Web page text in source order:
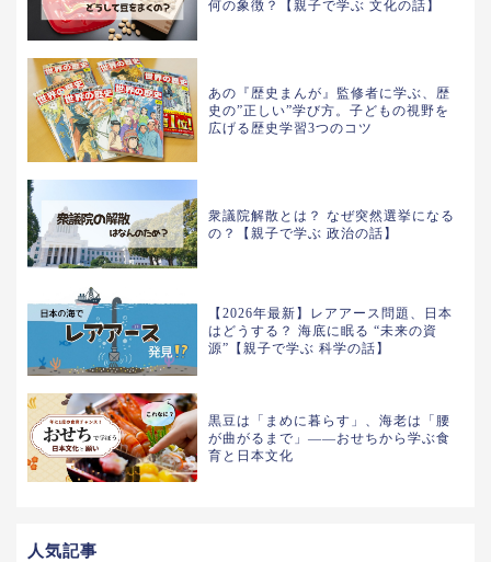
何の象徴？【親子で学ぶ 文化の話】
あの『歴史まんが』監修者に学ぶ、歴
史の”正しい”学び方。子どもの視野を
広げる歴史学習3つのコツ
衆議院解散とは？ なぜ突然選挙になる
の？【親子で学ぶ 政治の話】
【2026年最新】レアアース問題、日本
はどうする？ 海底に眠る “未来の資
源”【親子で学ぶ 科学の話】
黒豆は「まめに暮らす」、海老は「腰
が曲がるまで」——おせちから学ぶ食
育と日本文化
人気記事